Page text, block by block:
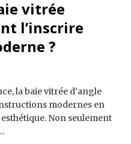
vitrée
l’inscrire
?
la baie vitrée d’angle
modernes en
Non seulement